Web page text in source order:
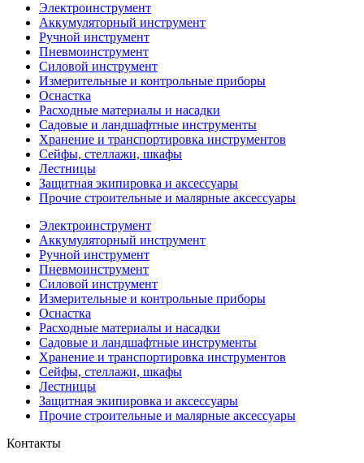
Электроинструмент
Аккумуляторный инструмент
Ручной инструмент
Пневмоинструмент
Силовой инструмент
Измерительные и контрольные приборы
Оснастка
Расходные материалы и насадки
Садовые и ландшафтные инструменты
Хранение и транспортировка инструментов
Сейфы, стеллажи, шкафы
Лестницы
Защитная экипировка и аксессуары
Прочие строительные и малярные аксессуары
Электроинструмент
Аккумуляторный инструмент
Ручной инструмент
Пневмоинструмент
Силовой инструмент
Измерительные и контрольные приборы
Оснастка
Расходные материалы и насадки
Садовые и ландшафтные инструменты
Хранение и транспортировка инструментов
Сейфы, стеллажи, шкафы
Лестницы
Защитная экипировка и аксессуары
Прочие строительные и малярные аксессуары
Контакты